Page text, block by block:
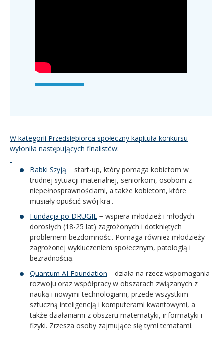
W kategorii Przedsiębiorca społeczny kapituła konkursu
wyłoniła następujących finalistów:
Babki Szyją − start-up, który pomaga kobietom w
trudnej sytuacji materialnej, seniorkom, osobom z
niepełnosprawnościami, a także kobietom, które
musiały opuścić swój kraj.
Fundacja po DRUGIE − wspiera młodzież i młodych
dorosłych (18-25 lat) zagrożonych i dotkniętych
problemem bezdomności. Pomaga również młodzieży
zagrożonej wykluczeniem społecznym, patologią i
bezradnością.
Quantum AI Foundation − działa na rzecz wspomagania
rozwoju oraz współpracy w obszarach związanych z
nauką i nowymi technologiami, przede wszystkim
sztuczną inteligencją i komputerami kwantowymi, a
także działaniami z obszaru matematyki, informatyki i
fizyki. Zrzesza osoby zajmujące się tymi tematami.